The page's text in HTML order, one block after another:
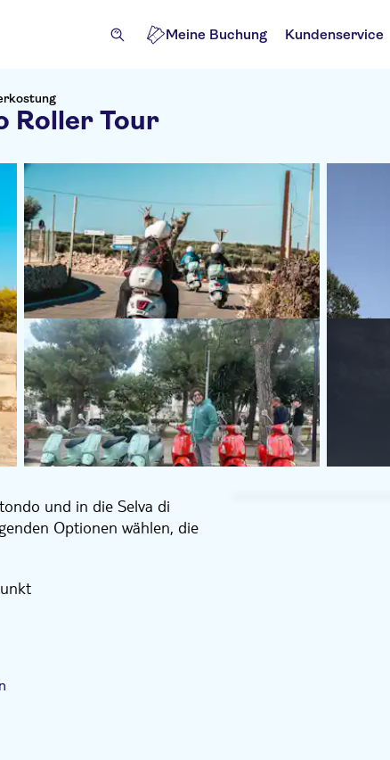
Meine Buchung Kundenservice
Roller Tour
und in die Selva di
Optionen wählen, die
kennen lernen.
Kontrast zu
Genüsse